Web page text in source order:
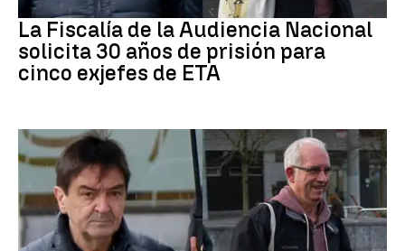
ETA
La Fiscalía de la Audiencia Nacional
solicita 30 años de prisión para
cinco exjefes de ETA